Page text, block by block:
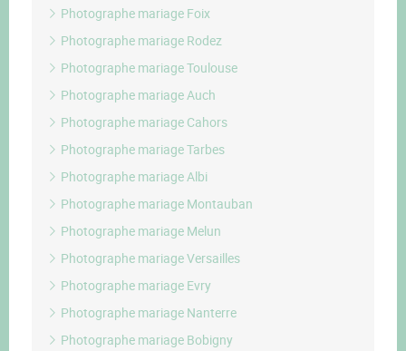
Photographe mariage Foix
Photographe mariage Rodez
Photographe mariage Toulouse
Photographe mariage Auch
Photographe mariage Cahors
Photographe mariage Tarbes
Photographe mariage Albi
Photographe mariage Montauban
Photographe mariage Melun
Photographe mariage Versailles
Photographe mariage Evry
Photographe mariage Nanterre
Photographe mariage Bobigny